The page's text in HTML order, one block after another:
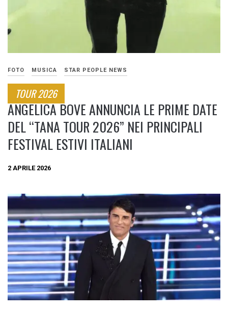
FOTO MUSICA STAR PEOPLE NEWS
TOUR 2026
ANGELICA BOVE ANNUNCIA LE PRIME DATE
DEL “TANA TOUR 2026” NEI PRINCIPALI
FESTIVAL ESTIVI ITALIANI
2 APRILE 2026